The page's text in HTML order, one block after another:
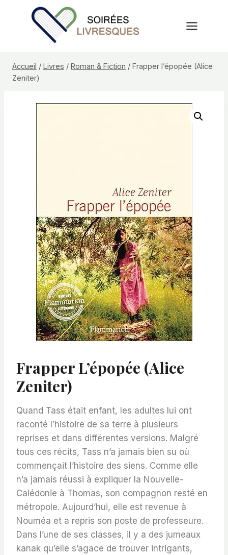
Accueil / Livres / Roman & Fiction / Frapper l’épopée (Alice
Zeniter)
Frapper L’épopée (Alice
Zeniter)
Quand Tass était enfant, les adultes lui ont
raconté l’histoire de sa terre à plusieurs
reprises et dans différentes versions. Malgré
tous ces récits, Tass n’a jamais bien su où
commençait l’histoire des siens. Comme elle
n’a jamais réussi à expliquer la Nouvelle-
Calédonie à Thomas, son compagnon resté en
métropole. Aujourd’hui, elle est revenue à
Nouméa et a repris son poste de professeure.
Dans l’une de ses classes, il y a des jumeaux
kanak qu’elle s’agace de trouver intrigants,